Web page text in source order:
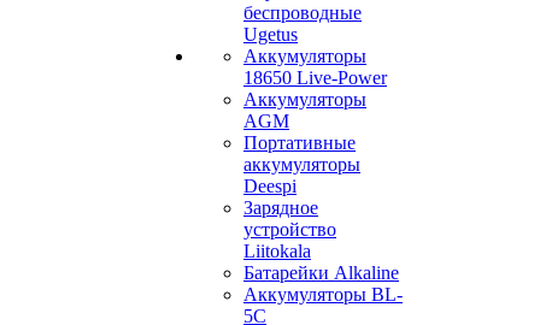
беспроводные
Ugetus
Аккумуляторы
18650 Live-Power
Аккумуляторы
АGM
Портативные
аккумуляторы
Deespi
Зарядное
устройство
Liitokala
Батарейки Alkaline
Аккумуляторы BL-
5C